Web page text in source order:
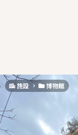
施設 博物館